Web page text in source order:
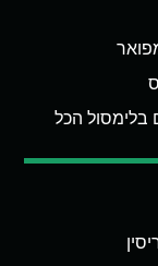
לימסול – מלון 5 כוכבים בלימסול הכל